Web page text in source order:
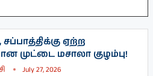
ஏற்ற
முட்டை மசாலா குழம்பு!
July 27, 2026